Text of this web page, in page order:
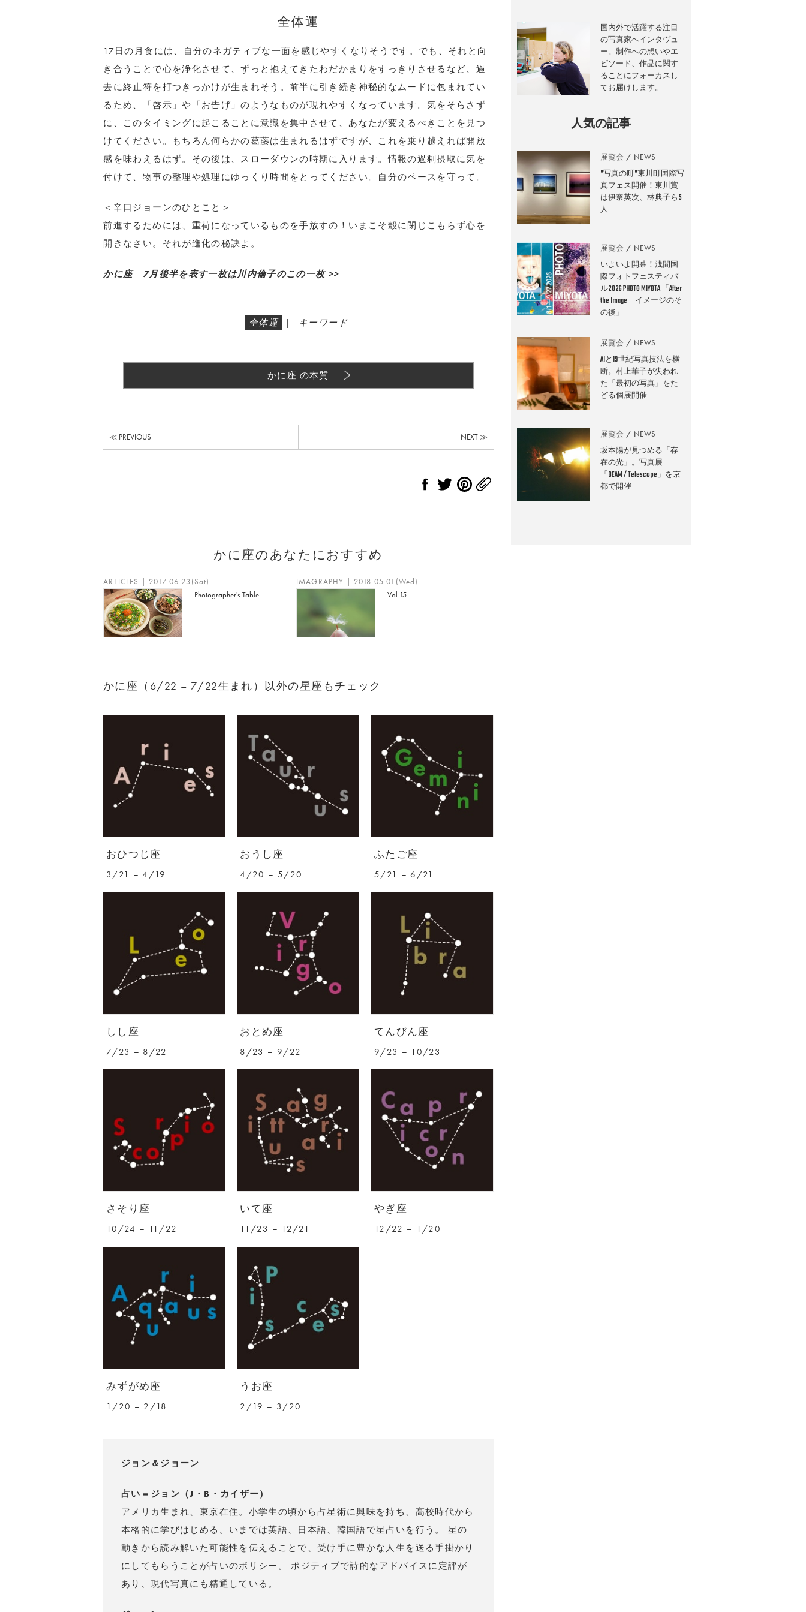
全体運
17日の月食には、自分のネガティブな一面を感じやすくなりそうです。でも、それと向
き合うことで心を浄化させて、ずっと抱えてきたわだかまりをすっきりさせるなど、過
去に終止符を打つきっかけが生まれそう。前半に引き続き神秘的なムードに包まれてい
るため、「啓示」や「お告げ」のようなものが現れやすくなっています。気をそらさず
に、このタイミングに起こることに意識を集中させて、あなたが変えるべきことを見つ
けてください。もちろん何らかの葛藤は生まれるはずですが、これを乗り越えれば開放
感を味わえるはず。その後は、スローダウンの時期に入ります。情報の過剰摂取に気を
付けて、物事の整理や処理にゆっくり時間をとってください。自分のペースを守って。
＜辛口ジョーンのひとこと＞
前進するためには、重荷になっているものを手放すの！いまこそ殻に閉じこもらず心を
開きなさい。それが進化の秘訣よ。
かに座 7月後半を表す一枚は川内倫子のこの一枚 >>
全体運 | キーワード
かに座 の本質
≪ PREVIOUS NEXT ≫
かに座のあなたにおすすめ
ARTICLES | 2017.06.23(Sat)
Photographer's Table
IMAGRAPHY | 2018.05.01(Wed)
Vol.15
かに座（6/22 – 7/22生まれ）以外の星座もチェック
おひつじ座
3/21 – 4/19
おうし座
4/20 – 5/20
ふたご座
5/21 – 6/21
しし座
7/23 – 8/22
おとめ座
8/23 – 9/22
てんびん座
9/23 – 10/23
さそり座
10/24 – 11/22
いて座
11/23 – 12/21
やぎ座
12/22 – 1/20
みずがめ座
1/20 – 2/18
うお座
2/19 – 3/20
ジョン＆ジョーン
占い＝ジョン（J・B・カイザー）
アメリカ生まれ、東京在住。小学生の頃から占星術に興味を持ち、高校時代から
本格的に学びはじめる。いまでは英語、日本語、韓国語で星占いを行う。 星の
動きから読み解いた可能性を伝えることで、受け手に豊かな人生を送る手掛かり
にしてもらうことが占いのポリシー。 ポジティブで詩的なアドバイスに定評が
あり、現代写真にも精通している。
国内外で活躍する注目
の写真家へインタヴュ
ー。制作への想いやエ
ピソード、作品に関す
ることにフォーカスし
てお届けします。
人気の記事
展覧会 NEWS
”写真の町”東川町国際写
真フェス開催！東川賞
は伊奈英次、林典子ら5
人
展覧会 NEWS
いよいよ開幕！浅間国
際フォトフェスティバ
ル2026 PHOTO MIYOTA 「After
the Image｜イメージのそ
の後」
展覧会 NEWS
AIと19世紀写真技法を横
断。村上華子が失われ
た「最初の写真」をた
どる個展開催
展覧会 NEWS
坂本陽が見つめる「存
在の光」。写真展
「BEAM / Telescope」を京
都で開催